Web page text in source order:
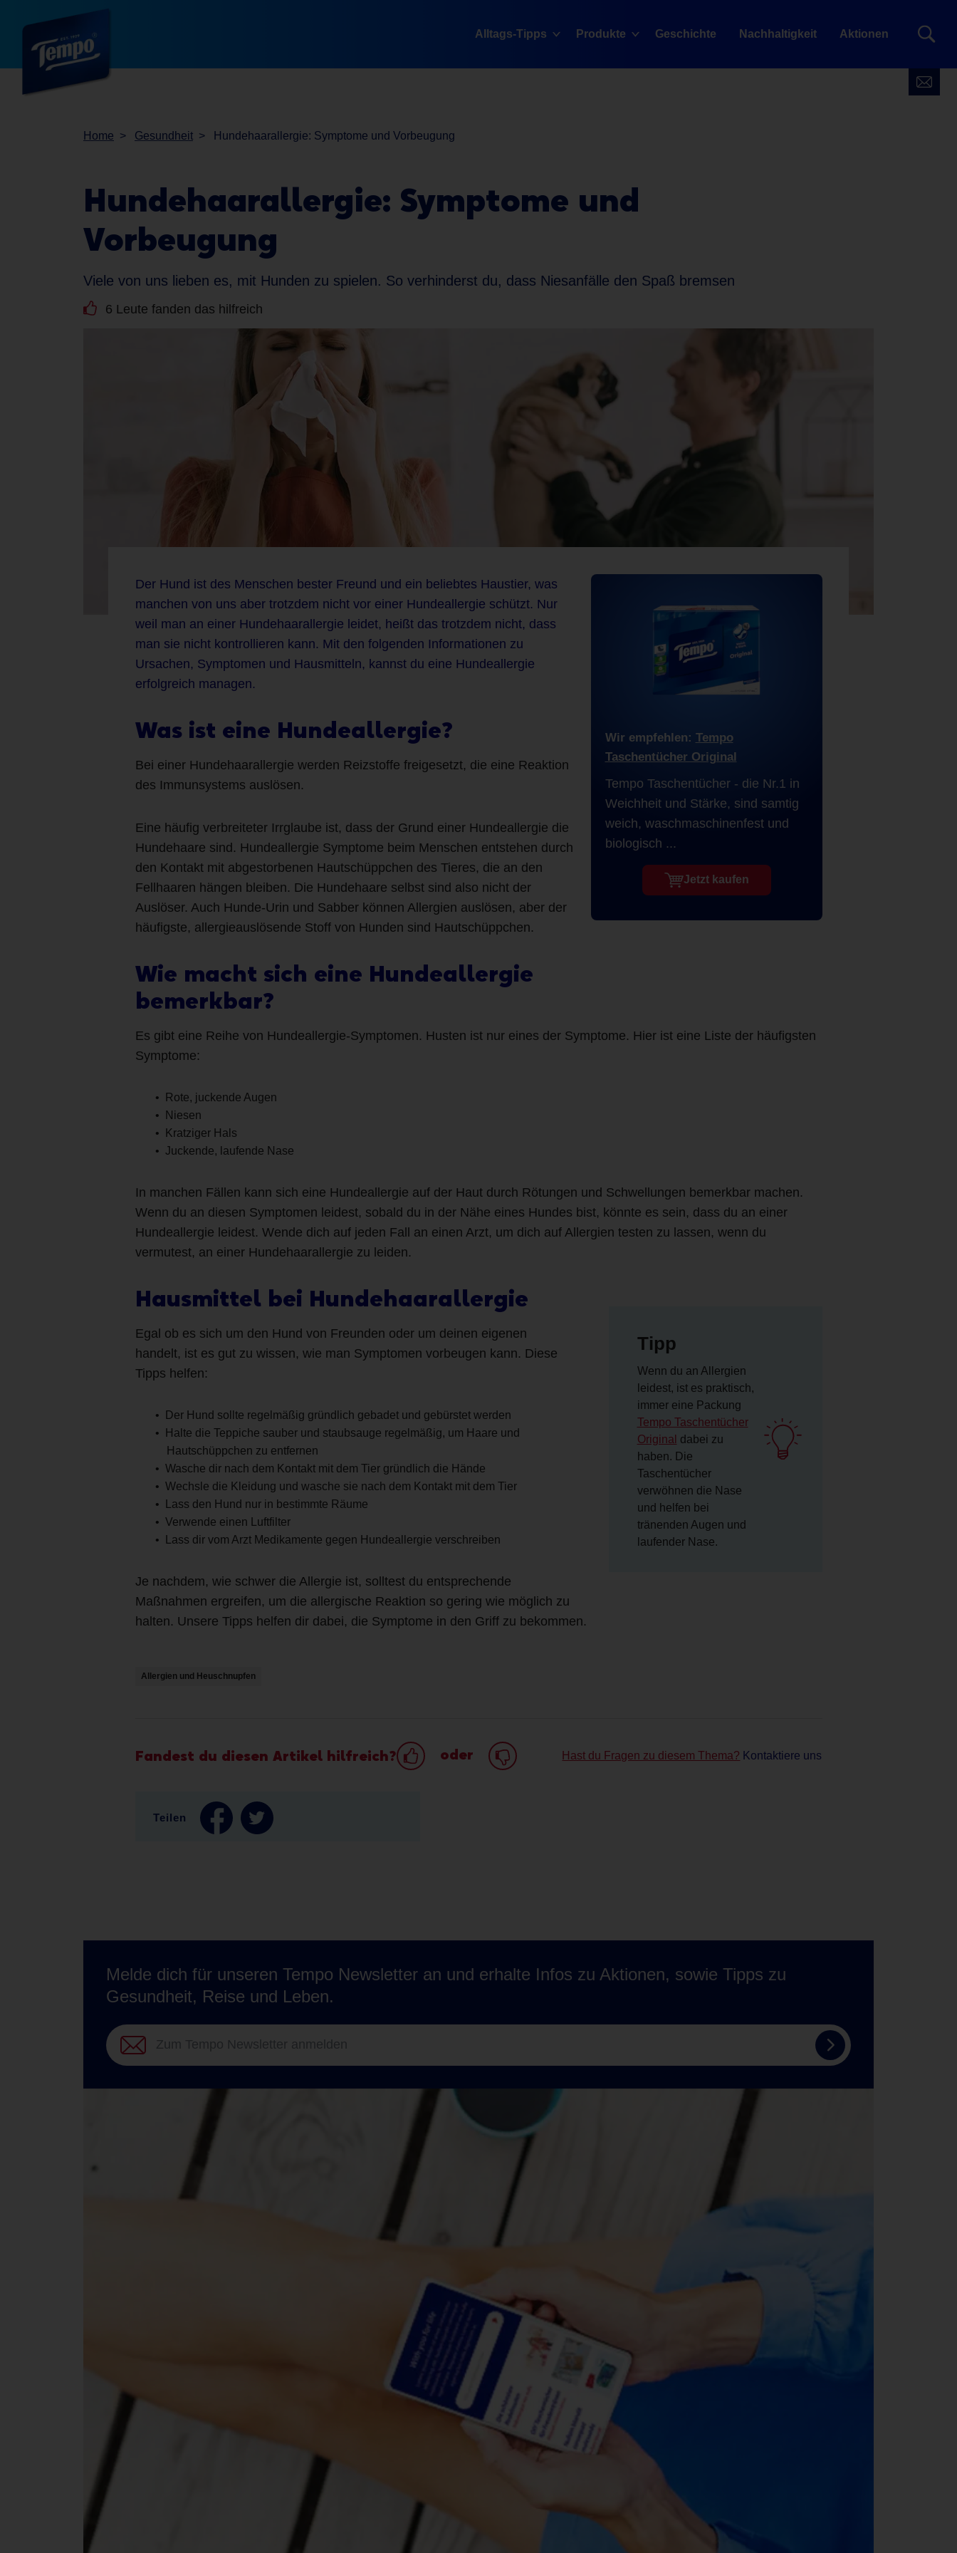
Alltags-Tipps Produkte Geschichte Nachhaltigkeit Aktionen
Home Gesundheit Hundehaarallergie: Symptome und Vorbeugung
Hundehaarallergie: Symptome und
Vorbeugung
Viele von uns lieben es, mit Hunden zu spielen. So verhinderst du, dass Niesanfälle den Spaß bremsen
6 Leute fanden das hilfreich
Wir empfehlen: Tempo
Taschentücher Original
Tempo Taschentücher - die Nr.1 in
Weichheit und Stärke, sind samtig
weich, waschmaschinenfest und
biologisch ...
Jetzt kaufen
Der Hund ist des Menschen bester Freund und ein beliebtes Haustier, was
manchen von uns aber trotzdem nicht vor einer Hundeallergie schützt. Nur
weil man an einer Hundehaarallergie leidet, heißt das trotzdem nicht, dass
man sie nicht kontrollieren kann. Mit den folgenden Informationen zu
Ursachen, Symptomen und Hausmitteln, kannst du eine Hundeallergie
erfolgreich managen.
Was ist eine Hundeallergie?
Bei einer Hundehaarallergie werden Reizstoffe freigesetzt, die eine Reaktion
des Immunsystems auslösen.
Eine häufig verbreiteter Irrglaube ist, dass der Grund einer Hundeallergie die
Hundehaare sind. Hundeallergie Symptome beim Menschen entstehen durch
den Kontakt mit abgestorbenen Hautschüppchen des Tieres, die an den
Fellhaaren hängen bleiben. Die Hundehaare selbst sind also nicht der
Auslöser. Auch Hunde-Urin und Sabber können Allergien auslösen, aber der
häufigste, allergieauslösende Stoff von Hunden sind Hautschüppchen.
Wie macht sich eine Hundeallergie
bemerkbar?
Es gibt eine Reihe von Hundeallergie-Symptomen. Husten ist nur eines der Symptome. Hier ist eine Liste der häufigsten
Symptome:
Rote, juckende Augen
Niesen
Kratziger Hals
Juckende, laufende Nase
In manchen Fällen kann sich eine Hundeallergie auf der Haut durch Rötungen und Schwellungen bemerkbar machen.
Wenn du an diesen Symptomen leidest, sobald du in der Nähe eines Hundes bist, könnte es sein, dass du an einer
Hundeallergie leidest. Wende dich auf jeden Fall an einen Arzt, um dich auf Allergien testen zu lassen, wenn du
vermutest, an einer Hundehaarallergie zu leiden.
Tipp
Wenn du an Allergien
leidest, ist es praktisch,
immer eine Packung
Tempo Taschentücher
Original dabei zu
haben. Die
Taschentücher
verwöhnen die Nase
und helfen bei
tränenden Augen und
laufender Nase.
Hausmittel bei Hundehaarallergie
Egal ob es sich um den Hund von Freunden oder um deinen eigenen
handelt, ist es gut zu wissen, wie man Symptomen vorbeugen kann. Diese
Tipps helfen:
Der Hund sollte regelmäßig gründlich gebadet und gebürstet werden
Halte die Teppiche sauber und staubsauge regelmäßig, um Haare und
Hautschüppchen zu entfernen
Wasche dir nach dem Kontakt mit dem Tier gründlich die Hände
Wechsle die Kleidung und wasche sie nach dem Kontakt mit dem Tier
Lass den Hund nur in bestimmte Räume
Verwende einen Luftfilter
Lass dir vom Arzt Medikamente gegen Hundeallergie verschreiben
Je nachdem, wie schwer die Allergie ist, solltest du entsprechende
Maßnahmen ergreifen, um die allergische Reaktion so gering wie möglich zu
halten. Unsere Tipps helfen dir dabei, die Symptome in den Griff zu bekommen.
Allergien und Heuschnupfen
Fandest du diesen Artikel hilfreich? oder Hast du Fragen zu diesem Thema? Kontaktiere uns
Teilen
Melde dich für unseren Tempo Newsletter an und erhalte Infos zu Aktionen, sowie Tipps zu
Gesundheit, Reise und Leben.
Zum
Tempo